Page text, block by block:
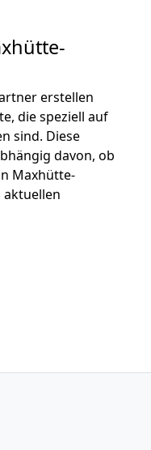
erstellen
die speziell auf
sind. Diese
davon, ob
Maxhütte-